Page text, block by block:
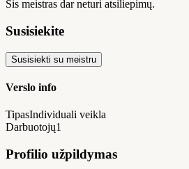
Šis meistras dar neturi atsiliepimų.
Susisiekite
Susisiekti su meistru
Verslo info
TipasIndividuali veikla
Darbuotojų1
Profilio užpildymas